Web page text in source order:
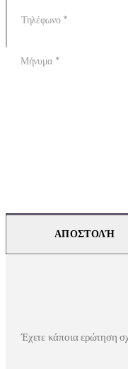
Έχετε κάποια ερώτηση